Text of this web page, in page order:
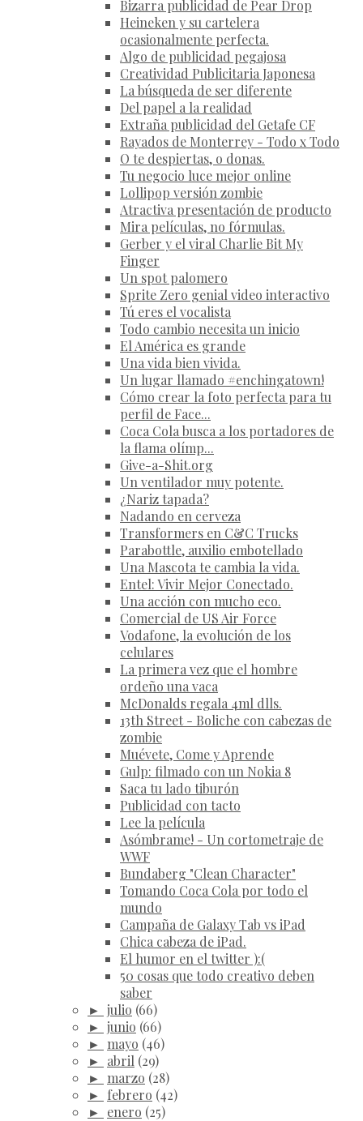
Bizarra publicidad de Pear Drop
Heineken y su cartelera
ocasionalmente perfecta.
Algo de publicidad pegajosa
Creatividad Publicitaria Japonesa
La búsqueda de ser diferente
Del papel a la realidad
Extraña publicidad del Getafe CF
Rayados de Monterrey - Todo x Todo
O te despiertas, o donas.
Tu negocio luce mejor online
Lollipop versión zombie
Atractiva presentación de producto
Mira películas, no fórmulas.
Gerber y el viral Charlie Bit My
Finger
Un spot palomero
Sprite Zero genial video interactivo
Tú eres el vocalista
Todo cambio necesita un inicio
El América es grande
Una vida bien vivida.
Un lugar llamado #enchingatown!
Cómo crear la foto perfecta para tu
perfil de Face...
Coca Cola busca a los portadores de
la flama olímp...
Give-a-Shit.org
Un ventilador muy potente.
¿Nariz tapada?
Nadando en cerveza
Transformers en C&C Trucks
Parabottle, auxilio embotellado
Una Mascota te cambia la vida.
Entel: Vivir Mejor Conectado.
Una acción con mucho eco.
Comercial de US Air Force
Vodafone, la evolución de los
celulares
La primera vez que el hombre
ordeño una vaca
McDonalds regala 4ml dlls.
13th Street - Boliche con cabezas de
zombie
Muévete, Come y Aprende
Gulp: filmado con un Nokia 8
Saca tu lado tiburón
Publicidad con tacto
Lee la película
Asómbrame! - Un cortometraje de
WWF
Bundaberg "Clean Character"
Tomando Coca Cola por todo el
mundo
Campaña de Galaxy Tab vs iPad
Chica cabeza de iPad.
El humor en el twitter ):(
50 cosas que todo creativo deben
saber
► julio (66)
► junio (66)
► mayo (46)
► abril (29)
► marzo (28)
► febrero (42)
► enero (25)